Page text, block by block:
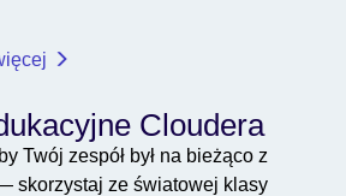
Cloudera
Twój zespół był na bieżąco z
skorzystaj ze światowej klasy